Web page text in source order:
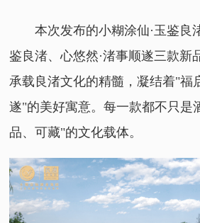
本次发布的小糊涂仙·玉鉴良
鉴良渚、心悠然·渚事顺遂三款新
承载良渚文化的精髓，凝结着"福
遂"的美好寓意。每一款都不只是
品、可藏"的文化载体。